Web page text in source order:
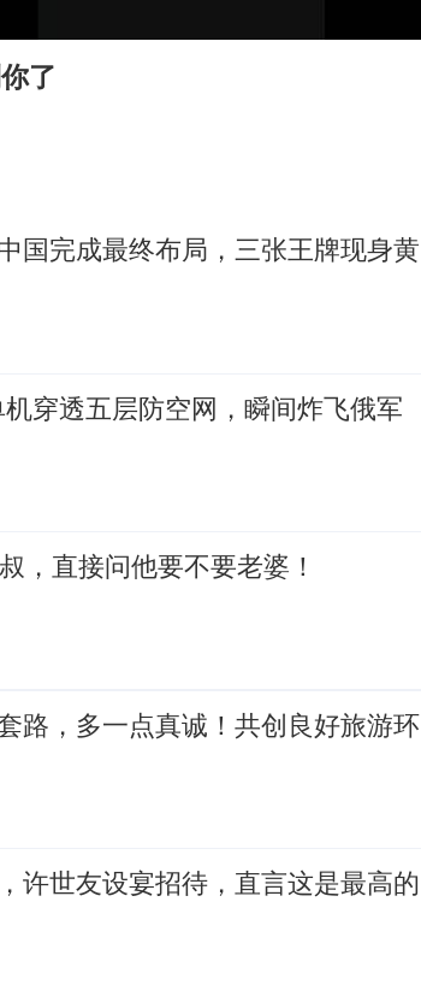
苑火灾或由烟头引起
窝朵朵为佟丽娅庆生
了
国完成最终布局，三张王牌现身黄
穿透五层防空网，瞬间炸飞俄军
，直接问他要不要老婆！
路，多一点真诚！共创良好旅游环
许世友设宴招待，直言这是最高的